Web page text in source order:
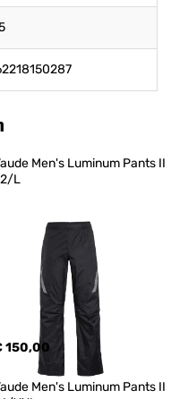
Men's Luminum Pants II
L
150,00
Men's Luminum Pants II